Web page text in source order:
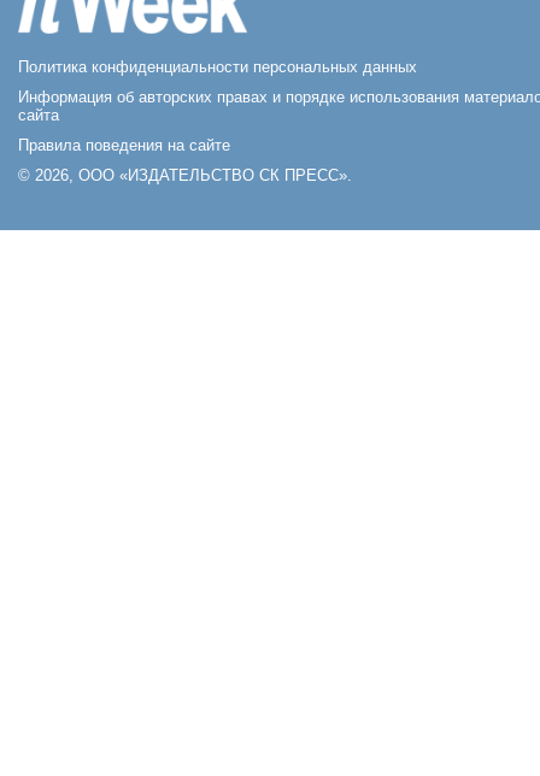
Политика конфиденциальности персональных данных
Информация об авторских правах и порядке использования
сайта
Правила поведения на сайте
© 2026, ООО «ИЗДАТЕЛЬСТВО СК ПРЕСС».